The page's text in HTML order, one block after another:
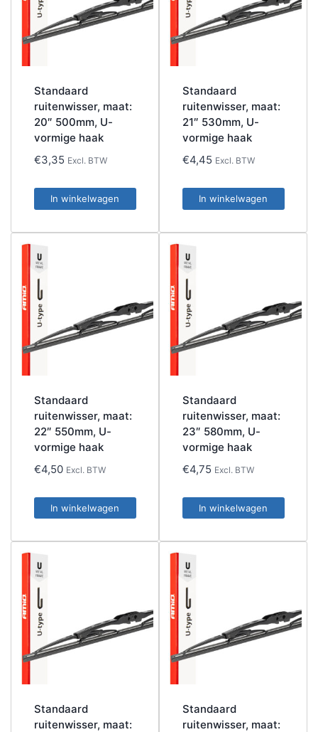
Standaard
ruitenwisser, maat:
20″ 500mm, U-
vormige haak
€3,35 Excl. BTW
In winkelwagen
Standaard
ruitenwisser, maat:
21″ 530mm, U-
vormige haak
€4,45 Excl. BTW
In winkelwagen
Standaard
ruitenwisser, maat:
22″ 550mm, U-
vormige haak
€4,50 Excl. BTW
In winkelwagen
Standaard
ruitenwisser, maat:
23″ 580mm, U-
vormige haak
€4,75 Excl. BTW
In winkelwagen
Standaard
ruitenwisser, maat:
Standaard
ruitenwisser, maat: